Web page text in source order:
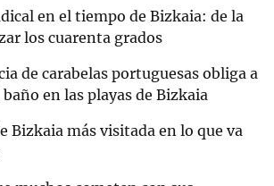
en el tiempo de Bizkaia: de la
los cuarenta grados
de carabelas portuguesas obliga a
en las playas de Bizkaia
Bizkaia más visitada en lo que va